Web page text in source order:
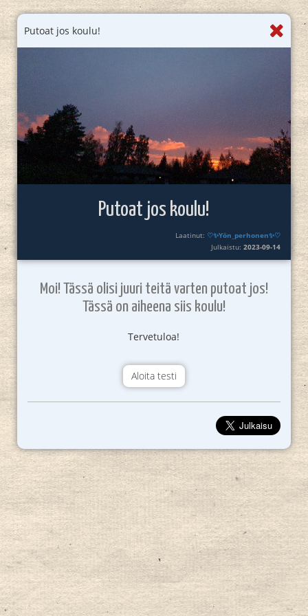
Putoat jos koulu!
Putoat jos koulu!
Laatinut: ♡✨️Yön_perhonen✨♡
Julkaistu:2023-09-14
Moi! Tässä olisi juuri teitä varten putoat jos!
Tässä on aiheena siis koulu!
Tervetuloa!
Aloita testi